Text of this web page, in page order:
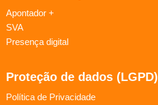
Apontador +
SVA
Presença digital
Proteção de dados (LGPD)
Política de Privacidade